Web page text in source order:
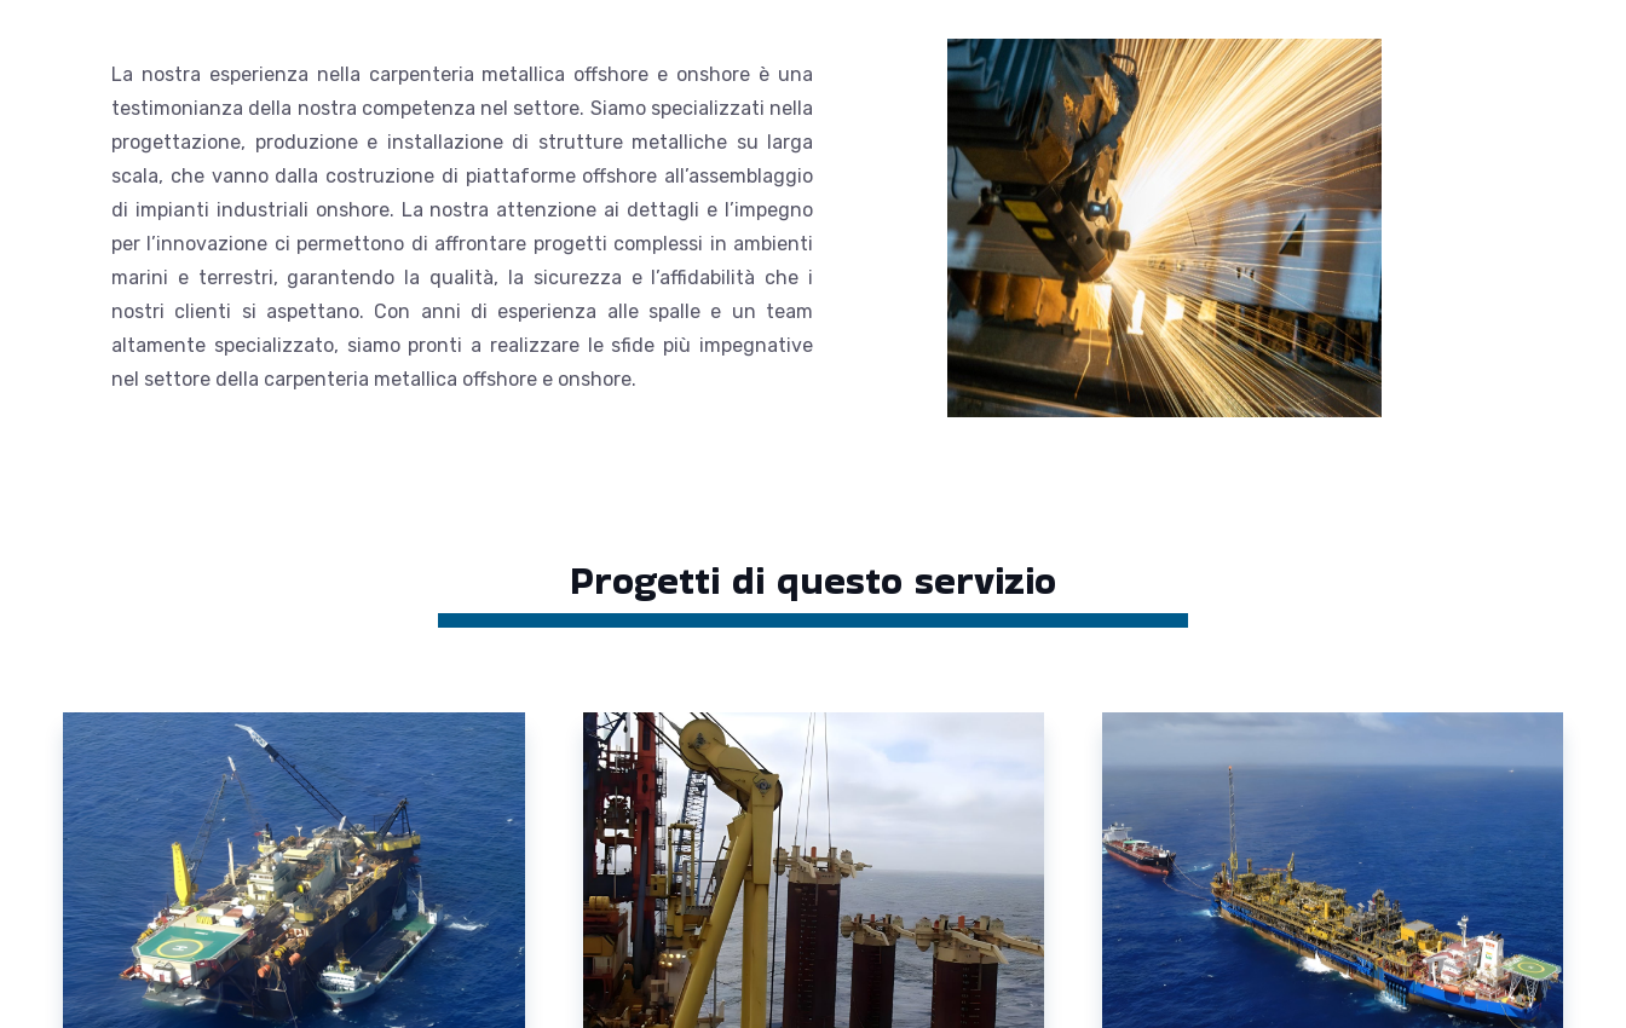
La nostra esperienza nella carpenteria metallica offshore e onshore è una
testimonianza della nostra competenza nel settore. Siamo specializzati nella
progettazione, produzione e installazione di strutture metalliche su larga
scala, che vanno dalla costruzione di piattaforme offshore all’assemblaggio
di impianti industriali onshore. La nostra attenzione ai dettagli e l’impegno
per l’innovazione ci permettono di affrontare progetti complessi in ambienti
marini e terrestri, garantendo la qualità, la sicurezza e l’affidabilità che i
nostri clienti si aspettano. Con anni di esperienza alle spalle e un team
altamente specializzato, siamo pronti a realizzare le sfide più impegnative
nel settore della carpenteria metallica offshore e onshore.
Progetti di questo servizio